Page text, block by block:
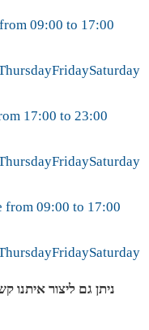
09:00 to 17:00
FridaySaturday
17:00 to 23:00
FridaySaturday
from 09:00 to 17:00
FridaySaturday
ניתן גם ליצור איתנו